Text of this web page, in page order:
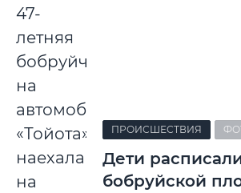
47-
летняя
бобруйчанка
на
автомобиле
«Тойота»
наехала
на
ПРОИСШЕСТВИЯ
Дети
бобруйской